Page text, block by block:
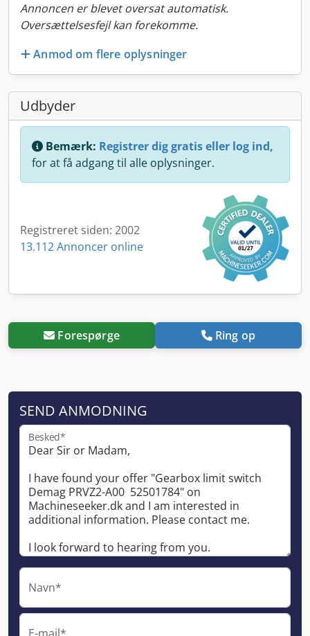
Annoncen er blevet oversat automatisk.
Oversættelsesfejl kan forekomme.
Anmod om flere oplysninger
Udbyder
Bemærk: Registrer dig gratis eller log ind,
for at få adgang til alle oplysninger.
Registreret siden: 2002
13.112 Annoncer online
Forespørge Ring op
SEND ANMODNING
Besked*
Navn*